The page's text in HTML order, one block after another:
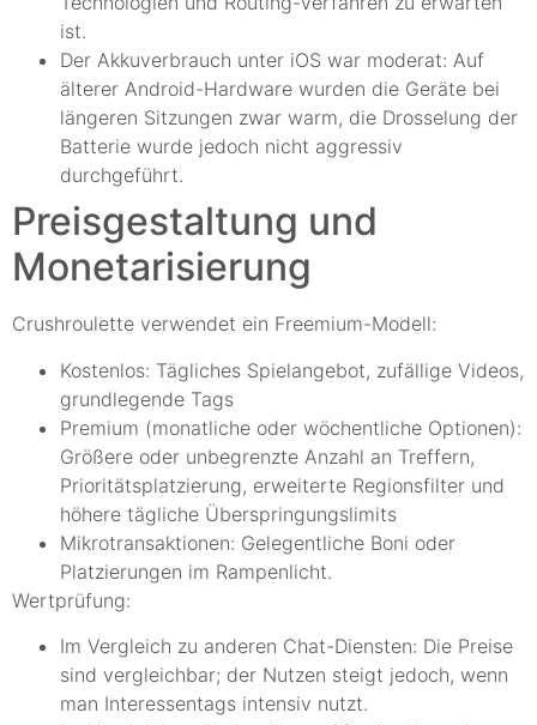
ist.
Der Akkuverbrauch unter iOS war moderat: Auf
älterer Android-Hardware wurden die Geräte bei
längeren Sitzungen zwar warm, die Drosselung der
Batterie wurde jedoch nicht aggressiv
durchgeführt.
Preisgestaltung und
Monetarisierung
Crushroulette verwendet ein Freemium-Modell:
Kostenlos: Tägliches Spielangebot, zufällige Videos,
grundlegende Tags
Premium (monatliche oder wöchentliche Optionen):
Größere oder unbegrenzte Anzahl an Treffern,
Prioritätsplatzierung, erweiterte Regionsfilter und
höhere tägliche Überspringungslimits
Mikrotransaktionen: Gelegentliche Boni oder
Platzierungen im Rampenlicht.
Wertprüfung:
Im Vergleich zu anderen Chat-Diensten: Die Preise
sind vergleichbar; der Nutzen steigt jedoch, wenn
man Interessentags intensiv nutzt.